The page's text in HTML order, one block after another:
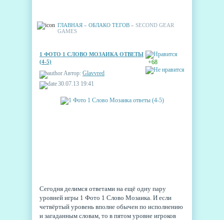
ГЛАВНАЯ » ОБЛАКО ТЕГОВ » SECOND GEAR
GAMES
+68
1 ФОТО 1 СЛОВО МОЗАИКА ОТВЕТЫ
(4-5)
Автор: Glavvred
30.07.13 19:41
Сегодня делимся ответами на ещё одну пару
уровней игры 1 Фото 1 Слово Мозаика. И если
четвёртый уровень вполне обычен по исполнению
и загаданным словам, то в пятом уровне игроков